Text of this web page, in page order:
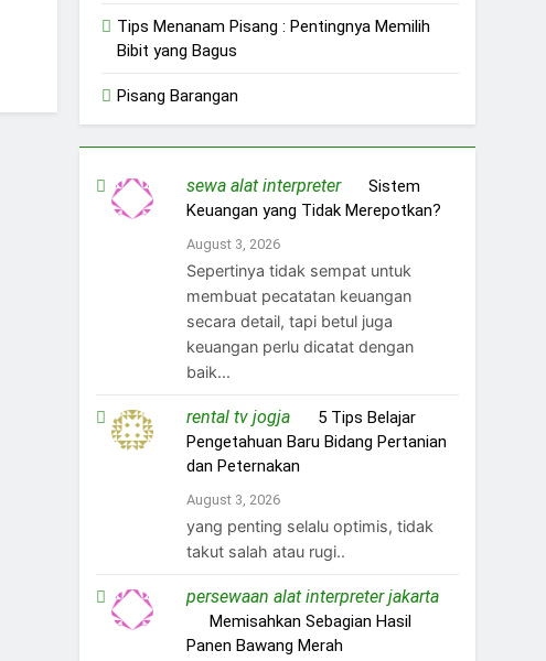
Tips Menanam Pisang : Pentingnya Memilih
Bibit yang Bagus
Pisang Barangan
sewa alat interpreteron Sistem
Keuangan yang Tidak Merepotkan?
August 3, 2026
Sepertinya tidak sempat untuk
membuat pecatatan keuangan
secara detail, tapi betul juga
keuangan perlu dicatat dengan
baik...
rental tv jogjaon 5 Tips Belajar
Pengetahuan Baru Bidang Pertanian
dan Peternakan
August 3, 2026
yang penting selalu optimis, tidak
takut salah atau rugi..
persewaan alat interpreter jakarta
Memisahkan Sebagian Hasil
Panen Bawang Merah